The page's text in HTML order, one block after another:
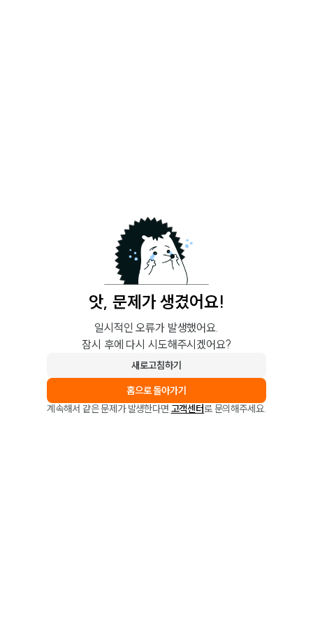
앗, 문제가 생겼어요!
일시적인 오류가 발생했어요.
잠시 후에 다시 시도해주시겠어요?
새로고침하기
홈으로 돌아가기
계속해서 같은 문제가 발생한다면 고객센터로 문의해주세요.